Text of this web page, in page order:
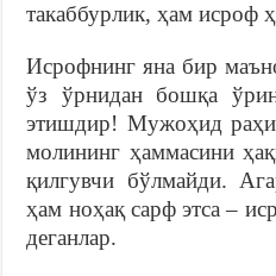
такаббурлик, ҳам исроф
Исрофнинг яна бир
ўз ўрнидан бошқа
этишдир! Мужоҳид
молининг ҳаммасини
қилгувчи бўлмайди.
ҳам ноҳақ сарф этса –
деганлар.